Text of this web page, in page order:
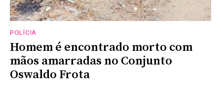
POLÍCIA
Homem é encontrado morto com
mãos amarradas no Conjunto
Oswaldo Frota